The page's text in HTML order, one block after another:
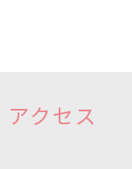
アクセス